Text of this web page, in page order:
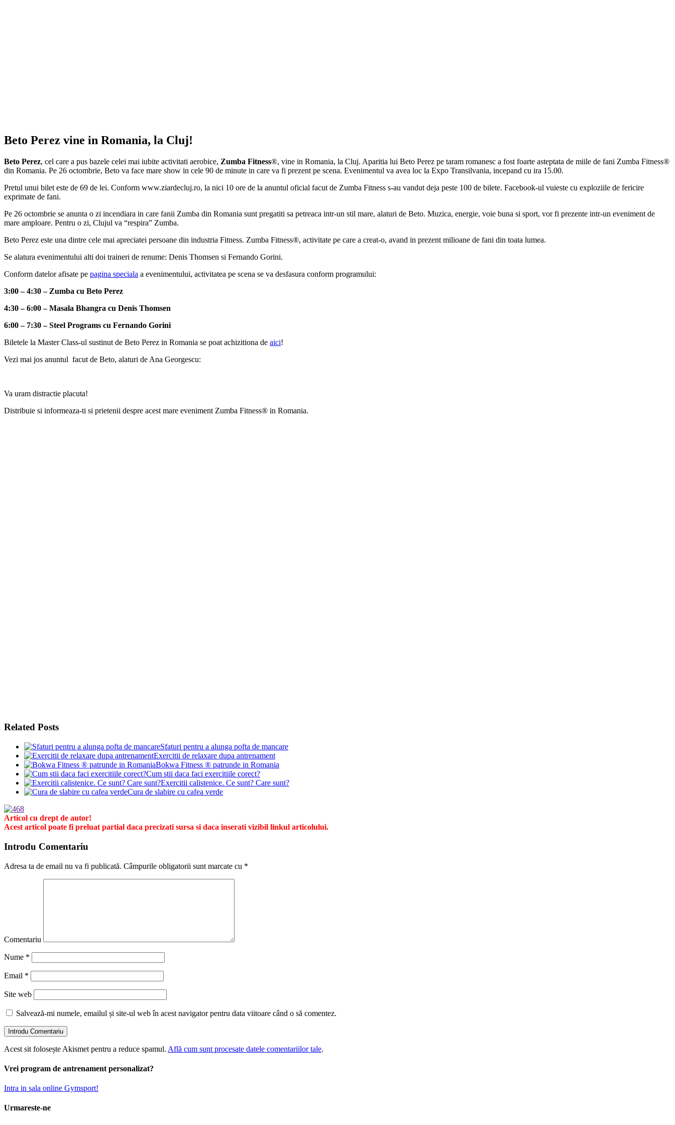
Beto Perez vine in Romania, la Cluj!
Beto Perez, cel care a pus bazele celei mai iubite activitati aerobice, Zumba Fitness®, vine in Romania, la Cluj. Aparitia lui Beto Perez pe taram romanesc a fost foarte asteptata de miile de fani Zumba Fitness®
din Romania. Pe 26 octombrie, Beto va face mare show in cele 90 de minute in care va fi prezent pe scena. Evenimentul va avea loc la Expo Transilvania, incepand cu ira 15.00.
Pretul unui bilet este de 69 de lei. Conform www.ziardecluj.ro, la nici 10 ore de la anuntul oficial facut de Zumba Fitness s-au vandut deja peste 100 de bilete. Facebook-ul vuieste cu exploziile de fericire
exprimate de fani.
Pe 26 octombrie se anunta o zi incendiara in care fanii Zumba din Romania sunt pregatiti sa petreaca intr-un stil mare, alaturi de Beto. Muzica, energie, voie buna si sport, vor fi prezente intr-un eveniment de
mare amploare. Pentru o zi, Clujul va “respira” Zumba.
Beto Perez este una dintre cele mai apreciatei persoane din industria Fitness. Zumba Fitness®, activitate pe care a creat-o, avand in prezent milioane de fani din toata lumea.
Se alatura evenimentului alti doi traineri de renume: Denis Thomsen si Fernando Gorini.
Conform datelor afisate pe pagina speciala a evenimentului, activitatea pe scena se va desfasura conform programului:
3:00 – 4:30 – Zumba cu Beto Perez
4:30 – 6:00 – Masala Bhangra cu Denis Thomsen
6:00 – 7:30 – Steel Programs cu Fernando Gorini
Biletele la Master Class-ul sustinut de Beto Perez in Romania se poat achizitiona de aici!
Vezi mai jos anuntul facut de Beto, alaturi de Ana Georgescu:
Va uram distractie placuta!
Distribuie si informeaza-ti si prietenii despre acest mare eveniment Zumba Fitness® in Romania.
Related Posts
Sfaturi pentru a alunga pofta de mancare
Exercitii de relaxare dupa antrenament
Bokwa Fitness ® patrunde in Romania
Cum stii daca faci exercitiile corect?
Exercitii calistenice. Ce sunt? Care sunt?
Cura de slabire cu cafea verde
Articol cu drept de autor!
Acest articol poate fi preluat partial daca precizati sursa si daca inserati vizibil linkul articolului.
Introdu Comentariu
Adresa ta de email nu va fi publicată. Câmpurile obligatorii sunt marcate cu *
Comentariu
Nume *
Email *
Site web
Salvează-mi numele, emailul și site-ul web în acest navigator pentru data viitoare când o să comentez.
Acest sit folosește Akismet pentru a reduce spamul. Află cum sunt procesate datele comentariilor tale.
Vrei program de antrenament personalizat?
Intra in sala online Gymsport!
Urmareste-ne